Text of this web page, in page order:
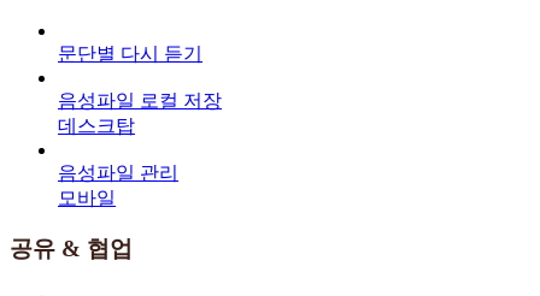
문단별 다시 듣기
음성파일 로컬 저장
데스크탑
음성파일 관리
모바일
공유 & 협업